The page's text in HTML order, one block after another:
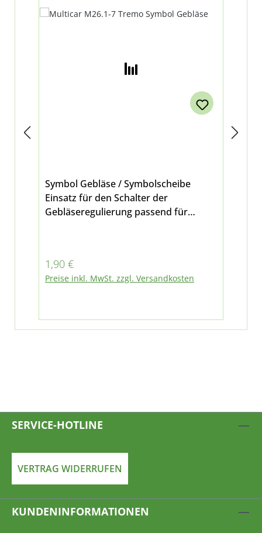
Symbol Gebläse / Symbolscheibe
Einsatz für den Schalter der
Gebläseregulierung passend für
Regulärer Preis:
1,90 €
Preise inkl. MwSt. zzgl. Versandkosten
SERVICE-HOTLINE
VERTRAG WIDERRUFEN
KUNDENINFORMATIONEN